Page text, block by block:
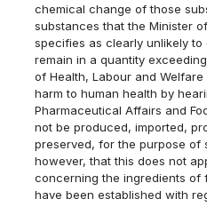
chemical change of those
substances that the Minister
specifies as clearly unlikely
remain in a quantity
of Health, Labour and
harm to human health by
Pharmaceutical Affairs and
not be produced, imported,
preserved, for the purpose of
however, that this does not
concerning the ingredients of
have been established with